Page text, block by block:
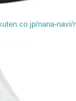
nana-navi/